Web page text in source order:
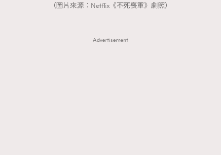
（圖片來源：Netflix《不死喪軍》劇照）
Advertisement